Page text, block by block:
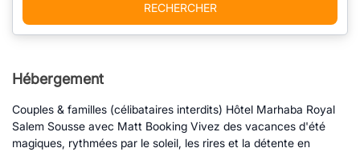
RECHERCHER
Hébergement
Couples & familles (célibataires interdits) Hôtel Marhaba Royal
Salem Sousse avec Matt Booking Vivez des vacances d'été
magiques, rythmées par le soleil, les rires et la détente en